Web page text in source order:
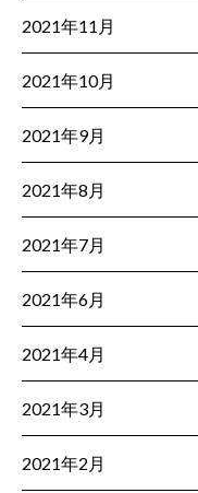
2021年11月
2021年10月
2021年9月
2021年8月
2021年7月
2021年6月
2021年4月
2021年3月
2021年2月